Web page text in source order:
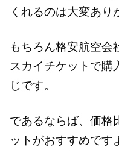
くれるのは大変あり
もちろん格安航空会
スカイチケットで購
じです。
であるならば、価格
ットがおすすめです